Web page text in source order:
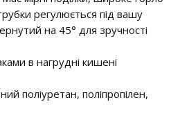
регулюється під вашу
на 45° для зручності
в нагрудні кишені
поліуретан, поліпропілен,